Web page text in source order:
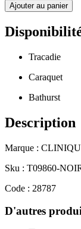
Ajouter au panier
Tracadie
Caraquet
Bathurst
Description
Marque :
Sku : T09860-
Code : 28787
D'autres